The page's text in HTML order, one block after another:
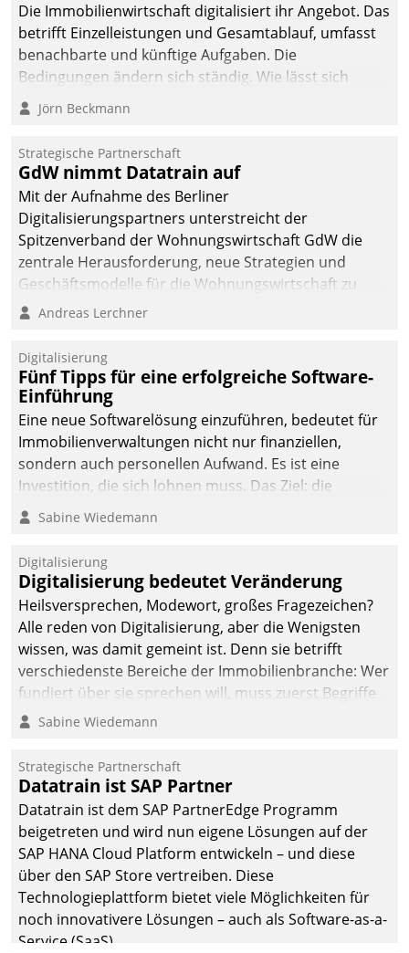
Die Immobilienwirtschaft digitalisiert ihr Angebot. Das
betrifft Einzelleistungen und Gesamtablauf, umfasst
benachbarte und künftige Aufgaben. Die
Bedingungen ändern sich ständig. Wie lässt sich
technisch die Kontrolle wahren und zugleich Freiraum
fürs Wachsen öffnen?
Jörn Beckmann
Strategische Partnerschaft
GdW nimmt Datatrain auf
Mit der Aufnahme des Berliner
Digitalisierungspartners unterstreicht der
Spitzenverband der Wohnungswirtschaft GdW die
zentrale Herausforderung, neue Strategien und
Geschäftsmodelle für die Wohnungswirtschaft zu
entwickeln.
Andreas Lerchner
Digitalisierung
Fünf Tipps für eine erfolgreiche Software-
Einführung
Eine neue Softwarelösung einzuführen, bedeutet für
Immobilienverwaltungen nicht nur finanziellen,
sondern auch personellen Aufwand. Es ist eine
Investition, die sich lohnen muss. Das Ziel: die
nachhaltige Optimierung der Geschäftsabläufe. Damit
dieses Ziel erreicht wird, sollten einige Grundregeln
Sabine Wiedemann
Digitalisierung
Digitalisierung bedeutet Veränderung
Heilsversprechen, Modewort, großes Fragezeichen?
Alle reden von Digitalisierung, aber die Wenigsten
wissen, was damit gemeint ist. Denn sie betrifft
verschiedenste Bereiche der Immobilienbranche: Wer
fundiert über sie sprechen will, muss zuerst Begriffe
klären. Ein Aspekt ist die betriebliche Optimierung:
Einsparungen durch optimierte und automatisierte
Prozesse. Doch man darf nicht zu viel erwarten: Allein
mit der Einführung einer neuen Software ist es nicht
getan. Die Digitalisierung erfordert von Unternehmen
die Bereitschaft, sich zu überprüfen, zu hinterfragen
und zu verändern.
Sabine Wiedemann
Strategische Partnerschaft
Datatrain ist SAP Partner
Datatrain ist dem SAP PartnerEdge Programm
beigetreten und wird nun eigene Lösungen auf der
SAP HANA Cloud Platform entwickeln – und diese
über den SAP Store vertreiben. Diese
Technologieplattform bietet viele Möglichkeiten für
noch innovativere Lösungen – auch als Software-as-a-
Service (SaaS).